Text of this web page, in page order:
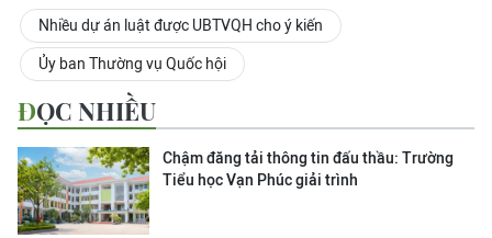
Nhiều dự án luật được UBTVQH cho ý kiến
Ủy ban Thường vụ Quốc hội
ĐỌC NHIỀU
Chậm đăng tải thông tin đấu thầu: Trường
Tiểu học Vạn Phúc giải trình